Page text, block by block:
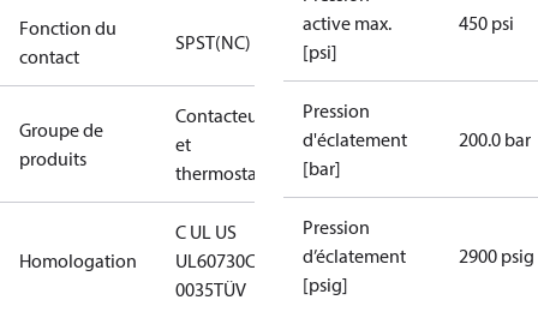
Fonction du
contact
SPST(NC)
Groupe de
produits
Contacteurs
et
thermostats
Homologation
C UL US
UL60730CE
0035TÜV
active max.
[psi]
450 psi
Pression
d'éclatement
[bar]
200.0 bar
Pression
d’éclatement
[psig]
2900 psig